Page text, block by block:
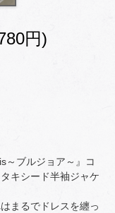
円)
～ブルジョア～』コ
キシード半袖ジャケ
まるでドレスを纏っ